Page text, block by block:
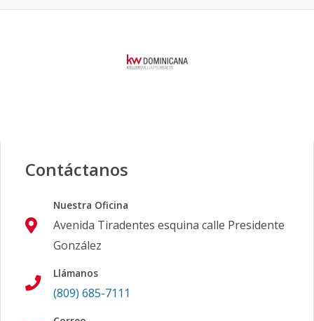
Contáctanos
Nuestra Oficina
Avenida Tiradentes esquina calle Presidente
González
Llámanos
(809) 685-7111